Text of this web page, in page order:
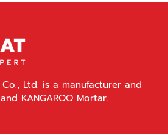
Ltd. is a manufacturer and
KANGAROO Mortar.